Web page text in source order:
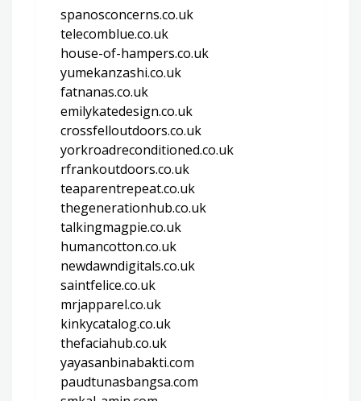
spanosconcerns.co.uk
telecomblue.co.uk
house-of-hampers.co.uk
yumekanzashi.co.uk
fatnanas.co.uk
emilykatedesign.co.uk
crossfelloutdoors.co.uk
yorkroadreconditioned.co.uk
rfrankoutdoors.co.uk
teaparentrepeat.co.uk
thegenerationhub.co.uk
talkingmagpie.co.uk
humancotton.co.uk
newdawndigitals.co.uk
saintfelice.co.uk
mrjapparel.co.uk
kinkycatalog.co.uk
thefaciahub.co.uk
yayasanbinabakti.com
paudtunasbangsa.com